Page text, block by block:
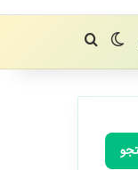
تغییر پوسته
جستجو برای